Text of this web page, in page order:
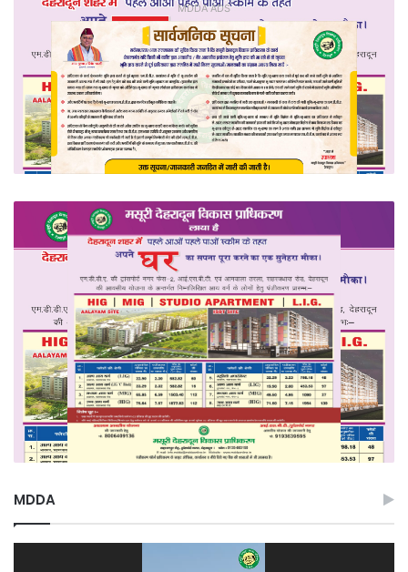
MDDA ADS
MDDA